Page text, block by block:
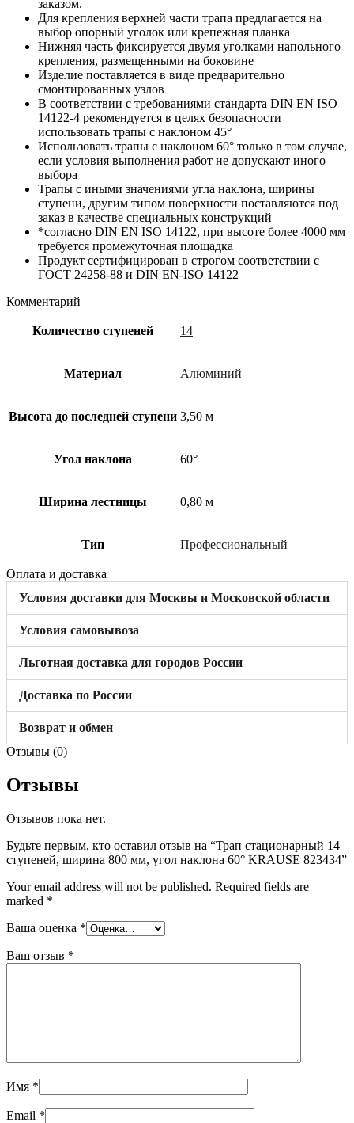
заказом.
Для крепления верхней части трапа предлагается на
выбор опорный уголок или крепежная планка
Нижняя часть фиксируется двумя уголками напольного
крепления, размещенными на боковине
Изделие поставляется в виде предварительно
смонтированных узлов
В соответствии с требованиями стандарта DIN EN ISO
14122-4 рекомендуется в целях безопасности
использовать трапы с наклоном 45°
Использовать трапы с наклоном 60° только в том случае,
если условия выполнения работ не допускают иного
выбора
Трапы с иными значениями угла наклона, ширины
ступени, другим типом поверхности поставляются под
заказ в качестве специальных конструкций
*согласно DIN EN ISO 14122, при высоте более 4000 мм
требуется промежуточная площадка
Продукт сертифицирован в строгом соответствии с
ГОСТ 24258-88 и DIN EN-ISO 14122
Комментарий
Количество ступеней 14
Материал Алюминий
Высота до последней ступени 3,50 м
Угол наклона 60°
Ширина лестницы 0,80 м
Тип Профессиональный
Оплата и доставка
Условия доставки для Москвы и Московской области
Условия самовывоза
Льготная доставка для городов России
Доставка по России
Возврат и обмен
Отзывы (0)
Отзывы
Отзывов пока нет.
Будьте первым, кто оставил отзыв на “Трап стационарный 14
ступеней, ширина 800 мм, угол наклона 60° KRAUSE 823434”
Your email address will not be published. Required fields are
marked *
Ваша оценка *
Ваш отзыв *
Имя *
Email *